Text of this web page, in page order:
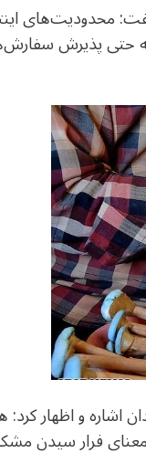
گفت: محدودیت‌های
پذیرش
و اظهار
فرار سیدن